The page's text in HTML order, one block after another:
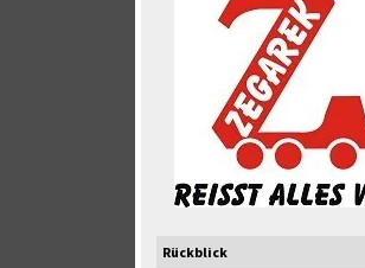
Rückblick